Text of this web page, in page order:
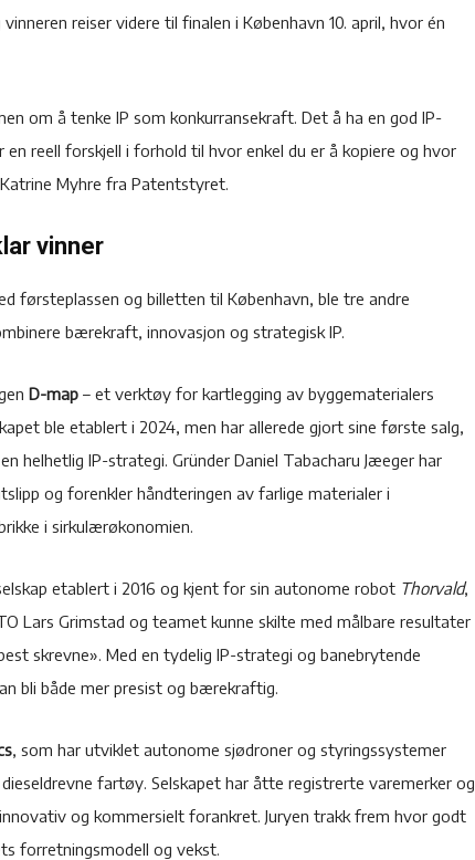
reiser videre til finalen i København 10. april, hvor én
om å tenke IP som konkurransekraft. Det å ha en god IP-
reell forskjell i forhold til hvor enkel du er å kopiere og hvor
Myhre fra Patentstyret.
vinner
førsteplassen og billetten til København, ble tre andre
bærekraft, innovasjon og strategisk IP.
D-map – et verktøy for kartlegging av byggematerialers
ble etablert i 2024, men har allerede gjort sine første salg,
helhetlig IP-strategi. Gründer Daniel Tabacharu Jæeger har
og forenkler håndteringen av farlige materialer i
i sirkulærøkonomien.
etablert i 2016 og kjent for sin autonome robot Thorvald,
Lars Grimstad og teamet kunne skilte med målbare resultater
skrevne». Med en tydelig IP-strategi og banebrytende
bli både mer presist og bærekraftig.
, som har utviklet autonome sjødroner og styringssystemer
fartøy. Selskapet har åtte registrerte varemerker og
og kommersielt forankret. Juryen trakk frem hvor godt
forretningsmodell og vekst.